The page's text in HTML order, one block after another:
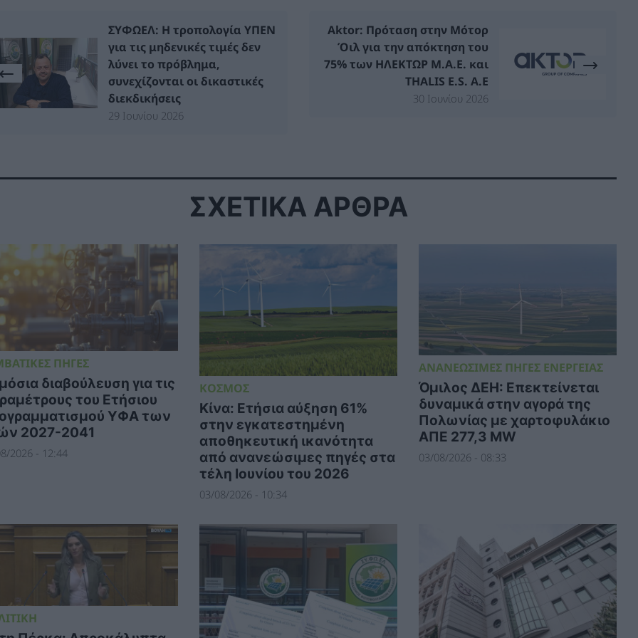
ΣΥΦΩΕΛ: Η τροπολογία ΥΠΕΝ
για τις μηδενικές τιμές δεν
λύνει το πρόβλημα,
συνεχίζονται οι δικαστικές
διεκδικήσεις
29 Ιουνίου 2026
Aktor: Πρόταση στην Μότορ
Όιλ για την απόκτηση του
75% των ΗΛΕΚΤΩΡ Μ.Α.Ε. και
THALIS E.S. A.E
30 Ιουνίου 2026
ΣΧΕΤΙΚΑ ΑΡΘΡΑ
ΠΗΓΕΣ
διαβούλευση για τις
του Ετήσιου
ΥΦΑ των
2027-2041
2026 - 12:44
ΚΟΣΜΟΣ
Κίνα: Ετήσια αύξηση 61%
στην εγκατεστημένη
αποθηκευτική ικανότητα
από ανανεώσιμες πηγές στα
τέλη Ιουνίου του 2026
03/08/2026 - 10:34
ΑΝΑΝΕΩΣΙΜΕΣ ΠΗΓΕΣ ΕΝΕΡΓΕΙΑΣ
Όμιλος ΔΕΗ: Επεκτείνεται
δυναμικά στην αγορά της
Πολωνίας με χαρτοφυλάκιο
ΑΠΕ 277,3 MW
03/08/2026 - 08:33